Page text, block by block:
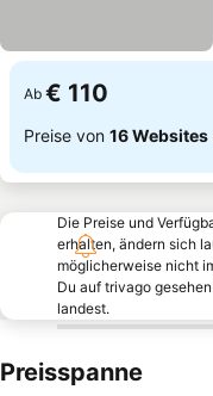
Ab € 110
Preise von 16 Websites
Die Preise und
erhalten, ändern sich
möglicherweise nicht
Du auf trivago
landest.
Preisspanne